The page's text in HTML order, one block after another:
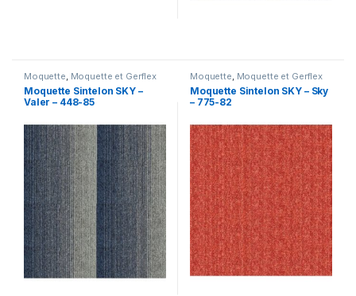
Moquette, Moquette et Gerflex
Moquette Sintelon SKY –
Valer – 448-85
Moquette, Moquette et Gerflex
Moquette Sintelon SKY – Sky
– 775-82